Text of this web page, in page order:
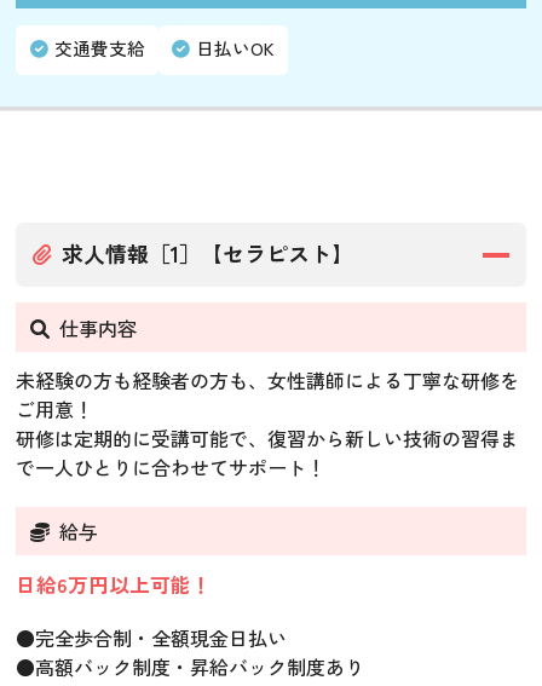
交通費支給 日払いOK
求人情報［1］【セラピスト】
仕事内容
未経験の方も経験者の方も、女性講師による丁寧な研修を
ご用意！
研修は定期的に受講可能で、復習から新しい技術の習得ま
で一人ひとりに合わせてサポート！
給与
日給6万円以上可能！
●完全歩合制・全額現金日払い
●高額バック制度・昇給バック制度あり